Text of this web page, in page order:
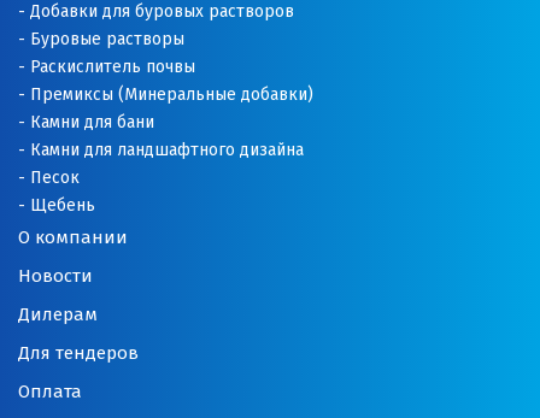
О компании
Новости
Дилерам
Для тендеров
Оплата
Добавки для буровых растворов
Буровые растворы
Раскислитель почвы
Премиксы (Минеральные добавки)
Камни для бани
Камни для ландшафтного дизайна
Песок
Щебень